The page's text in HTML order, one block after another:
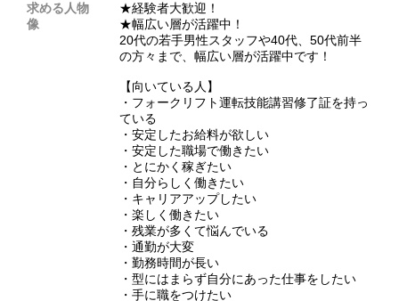
求める人物
像
★経験者大歓迎！
★幅広い層が活躍中！
20代の若手男性スタッフや40代、50代前半
の方々まで、幅広い層が活躍中です！
【向いている人】
・フォークリフト運転技能講習修了証を持っ
ている
・安定したお給料が欲しい
・安定した職場で働きたい
・とにかく稼ぎたい
・自分らしく働きたい
・キャリアアップしたい
・楽しく働きたい
・残業が多くて悩んでいる
・通勤が大変
・勤務時間が長い
・型にはまらず自分にあった仕事をしたい
・手に職をつけたい